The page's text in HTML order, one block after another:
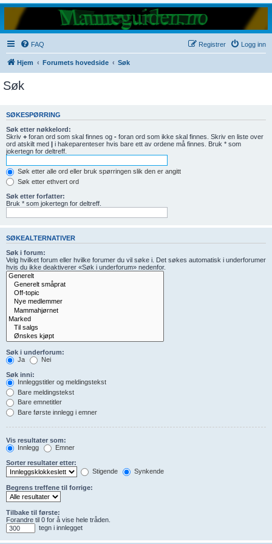
FAQ Logg inn
Registrer
Hjem Forumets hovedside Søk
Søk
SØKESPØRRING
Søk etter nøkkelord:
Skriv + foran ord som skal finnes og - foran ord som ikke skal finnes. Skriv en liste over
ord atskilt med | i hakeparenteser hvis bare ett av ordene må finnes. Bruk * som
jokertegn for deltreff.
Søk etter alle ord eller bruk spørringen slik den er angitt
Søk etter ethvert ord
Søk etter forfatter:
Bruk * som jokertegn for deltreff.
SØKEALTERNATIVER
Søk i forum:
Velg hvilket forum eller hvilke forumer du vil søke i. Det søkes automatisk i underforumer
hvis du ikke deaktiverer «Søk i underforum» nedenfor.
Søk i underforum:
Ja
Nei
Søk inni:
Innleggstitler og meldingstekst
Bare meldingstekst
Bare emnetitler
Bare første innlegg i emner
Vis resultater som:
Innlegg
Emner
Sorter resultater etter:
Stigende
Synkende
Begrens treffene til forrige:
Tilbake til første:
Forandre til 0 for å vise hele tråden.
tegn i innlegget